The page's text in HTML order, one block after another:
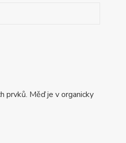
prvků. Měď je v organicky